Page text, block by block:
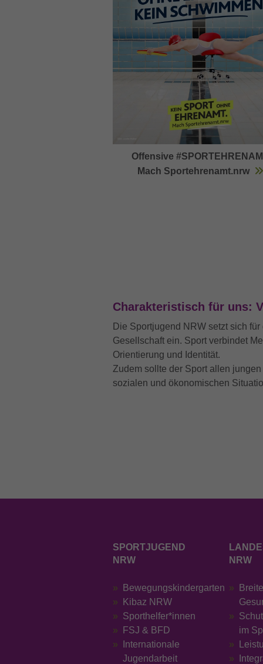
Offensive
Mach Sportehrenamt.nrw
Charakteristisch für uns:
Die Sportjugend NRW setzt sich
Gesellschaft ein. Sport verbindet
Orientierung und Identität.
Zudem sollte der Sport allen
sozialen und ökonomischen
SPORTJUGEND
NRW
Bewegungskindergarten
Kibaz NRW
Sporthelfer*innen
FSJ & BFD
Internationale
Jugendarbeit
NRW
im